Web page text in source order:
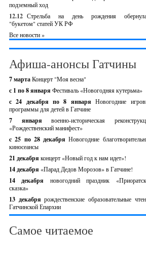
подземный ход
12.12 Стрельба на день рождения
"букетом" статей УК РФ
Все новости »
Афиша-анонсы Гатчины
7 мартаКонцерт "Моя весна"
с 1 по 8 января Фестиваль «Новогодняя кутерьма»
с 24 декабря по 8 январяНовогодние
программы для детей в Гатчине
7 январявоенно-историческая
«Рождественский манифест»
c 25 по 28 декабряНовогодние
киносеансы
21 декабря концерт «Новый год к нам идет»!
14 декабря «Парад Дедов Морозов» в Гатчине!
14 декабря новогодний праздник
сказка»
13 декабрярождественские образовательные
Гатчинской Епархии
Самое читаемое